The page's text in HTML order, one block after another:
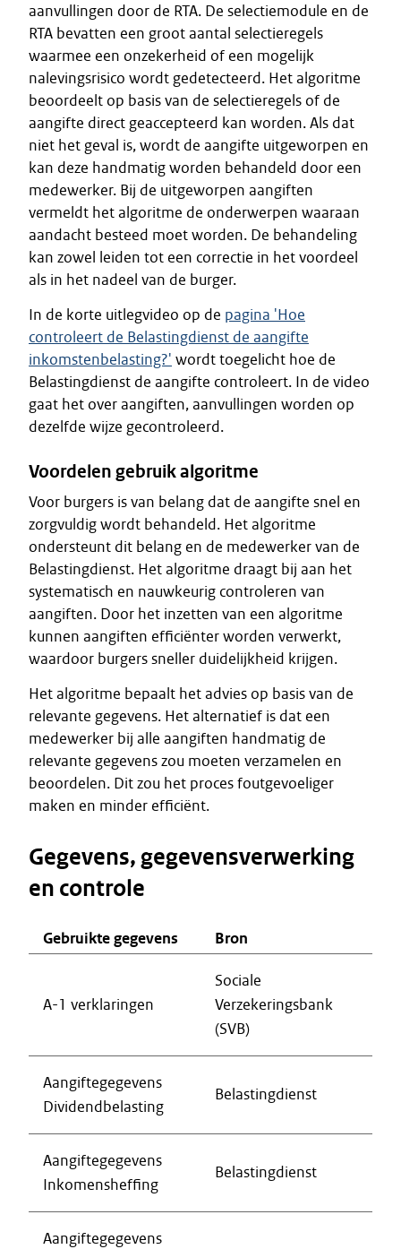
aanvullingen door de RTA. De selectiemodule en de
RTA bevatten een groot aantal selectieregels
waarmee een onzekerheid of een mogelijk
nalevingsrisico wordt gedetecteerd. Het algoritme
beoordeelt op basis van de selectieregels of de
aangifte direct geaccepteerd kan worden. Als dat
niet het geval is, wordt de aangifte uitgeworpen en
kan deze handmatig worden behandeld door een
medewerker. Bij de uitgeworpen aangiften
vermeldt het algoritme de onderwerpen waaraan
aandacht besteed moet worden. De behandeling
kan zowel leiden tot een correctie in het voordeel
als in het nadeel van de burger.
In de korte uitlegvideo op de pagina 'Hoe
controleert de Belastingdienst de aangifte
inkomstenbelasting?' wordt toegelicht hoe de
Belastingdienst de aangifte controleert. In de video
gaat het over aangiften, aanvullingen worden op
dezelfde wijze gecontroleerd.
Voordelen gebruik algoritme
Voor burgers is van belang dat de aangifte snel en
zorgvuldig wordt behandeld. Het algoritme
ondersteunt dit belang en de medewerker van de
Belastingdienst. Het algoritme draagt bij aan het
systematisch en nauwkeurig controleren van
aangiften. Door het inzetten van een algoritme
kunnen aangiften efficiënter worden verwerkt,
waardoor burgers sneller duidelijkheid krijgen.
Het algoritme bepaalt het advies op basis van de
relevante gegevens. Het alternatief is dat een
medewerker bij alle aangiften handmatig de
relevante gegevens zou moeten verzamelen en
beoordelen. Dit zou het proces foutgevoeliger
maken en minder efficiënt.
Gegevens, gegevensverwerking
en controle
Gebruikte gegevens Bron
A-1 verklaringen
Sociale
Verzekeringsbank
(SVB)
Aangiftegegevens
Dividendbelasting
Belastingdienst
Aangiftegegevens
Inkomensheffing
Belastingdienst
Aangiftegegevens